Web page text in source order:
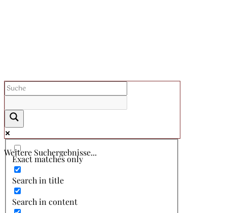
Weitere Suchergebnisse...
Exact matches only
Search in title
Search in content